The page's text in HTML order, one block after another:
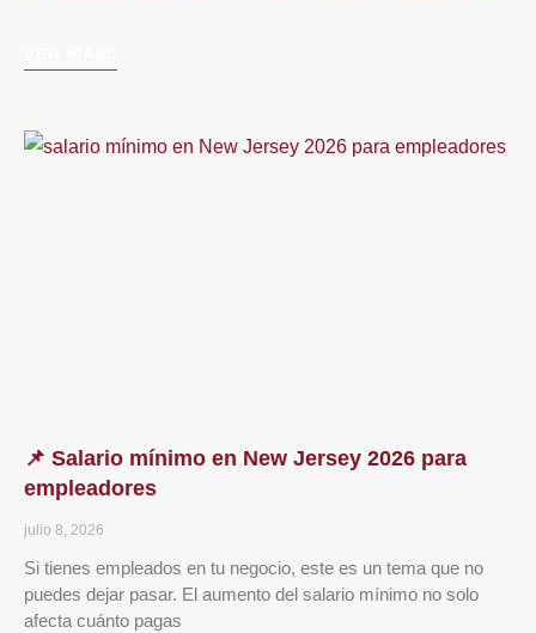
📌 Salario mínimo en New Jersey 2026 para
empleadores
julio 8, 2026
Si tienes empleados en tu negocio, este es un tema que no
puedes dejar pasar. El aumento del salario mínimo no solo
afecta cuánto pagas